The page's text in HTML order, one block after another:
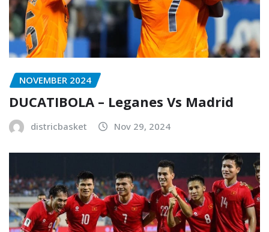
NOVEMBER 2024
DUCATIBOLA – Leganes Vs Madrid
districbasket Nov 29, 2024